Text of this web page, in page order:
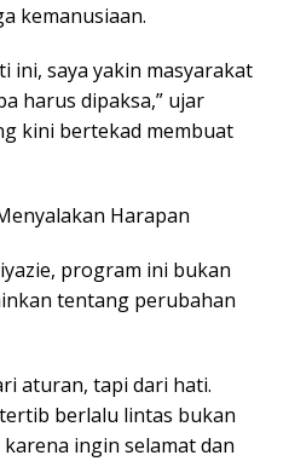
kemanusiaan.
ini, saya yakin masyarakat
harus dipaksa,” ujar
kini bertekad membuat
Harapan
program ini bukan
tentang perubahan
aturan, tapi dari hati.
berlalu lintas bukan
ingin selamat dan